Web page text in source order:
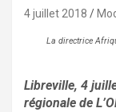
4 juillet 2018
La directrice
Libreville, 4
régionale de